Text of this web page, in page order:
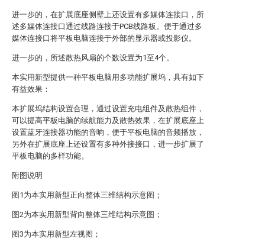
进一步的，在扩展底座侧壁上还设置有多媒体连接口，所
述多媒体连接口通过线路连接于PCB线路板。便于通过多
媒体连接口将平板电脑连接于外部的显示器或投影仪。
进一步的，所述散热风扇的个数设置为1至4个。
本实用新型提供一种平板电脑用多功能扩展坞，具有如下
有益效果：
本扩展坞结构设置合理，通过设置充电组件及散热组件，
可以提高平板电脑的续航能力及散热效果，在扩展底座上
设置蓝牙连接器功能的音响，便于平板电脑的音频播放，
另外在扩展底座上还设置有多种外接接口，进一步扩展了
平板电脑的多样功能。
附图说明
图1为本实用新型正向整体三维结构示意图；
图2为本实用新型背向整体三维结构示意图；
图3为本实用新型左视图；